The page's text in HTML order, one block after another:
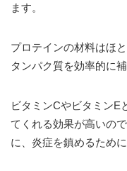
ます。
プロテインの材料はほ
タンパク質を効率的に
ビタミンCやビタミンE
てくれる効果が高いの
に、炎症を鎮めるため